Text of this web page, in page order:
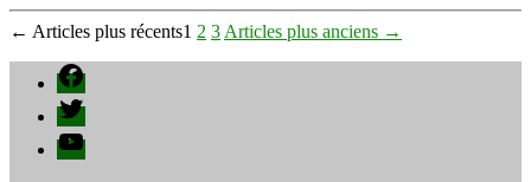
Boite
du
Fromager
Pagination
des
publications
← Articles plus récents1 2 3 Articles plus anciens →
Facebook
Twitter
YouTube